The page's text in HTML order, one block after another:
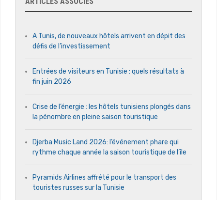
A Tunis, de nouveaux hôtels arrivent en dépit des
défis de l’investissement
Entrées de visiteurs en Tunisie : quels résultats à
fin juin 2026
Crise de l’énergie : les hôtels tunisiens plongés dans
la pénombre en pleine saison touristique
Djerba Music Land 2026: l’événement phare qui
rythme chaque année la saison touristique de l’île
Pyramids Airlines affrété pour le transport des
touristes russes sur la Tunisie